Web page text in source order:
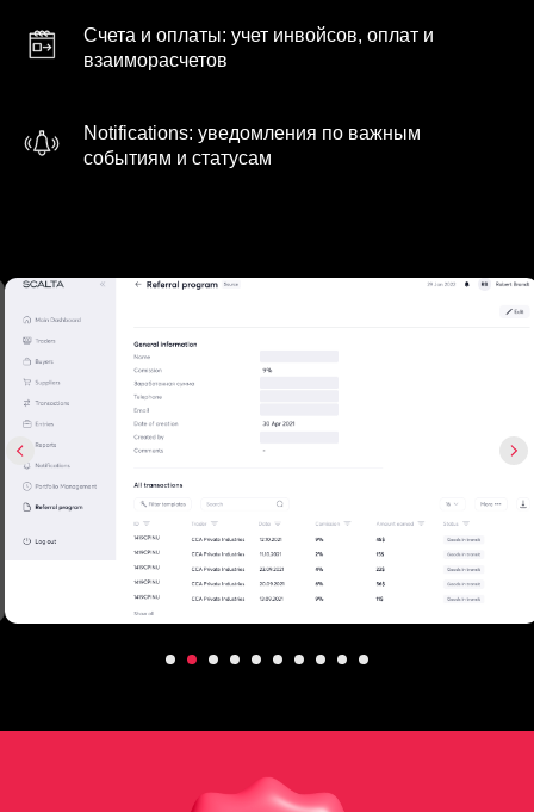
Счета и оплаты: учет инвойсов, оплат и
взаиморасчетов
Notifications: уведомления по важным
событиям и статусам